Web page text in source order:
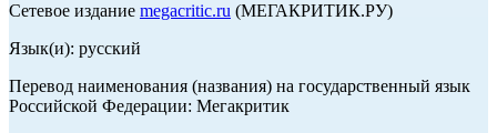
Сетевое издание megacritic.ru (МЕГАКРИТИК.РУ)
Язык(и): русский
Перевод наименования (названия) на государственный язык
Российской Федерации: Мегакритик